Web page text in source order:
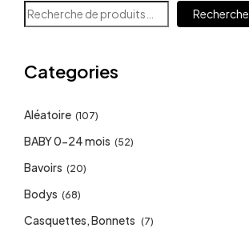
Recherche
Categories
Aléatoire (107)
BABY 0-24 mois (52)
Bavoirs (20)
Bodys (68)
Casquettes, Bonnets (7)